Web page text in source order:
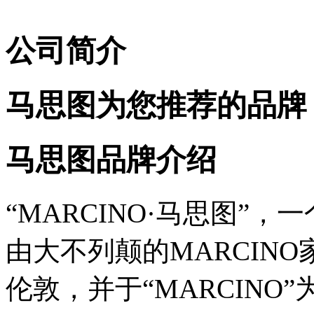
公司简介
马思图为您推荐的品牌
马思图品牌介绍
“MARCINO·马思图”，
由大不列颠的
伦敦，并于“MARCINO”